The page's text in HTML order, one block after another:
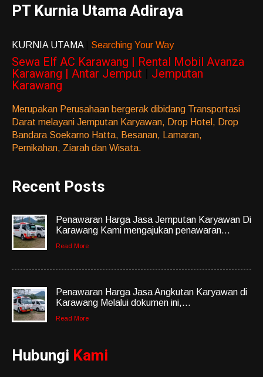
PT Kurnia Utama Adiraya
KURNIA UTAMA Searching Your Way
Sewa Elf AC Karawang | Rental Mobil Avanza
Karawang | Antar Jemput
Jemputan
Karawang
Merupakan Perusahaan bergerak dibidang Transportasi
Darat melayani Jemputan Karyawan, Drop Hotel, Drop
Bandara Soekarno Hatta, Besanan, Lamaran,
Pernikahan, Ziarah dan Wisata.
Recent Posts
Penawaran Harga Jasa Jemputan Karyawan Di
Karawang Kami mengajukan penawaran...
Read More
Penawaran Harga Jasa Angkutan Karyawan di
Karawang Melalui dokumen ini,...
Read More
Hubungi Kami